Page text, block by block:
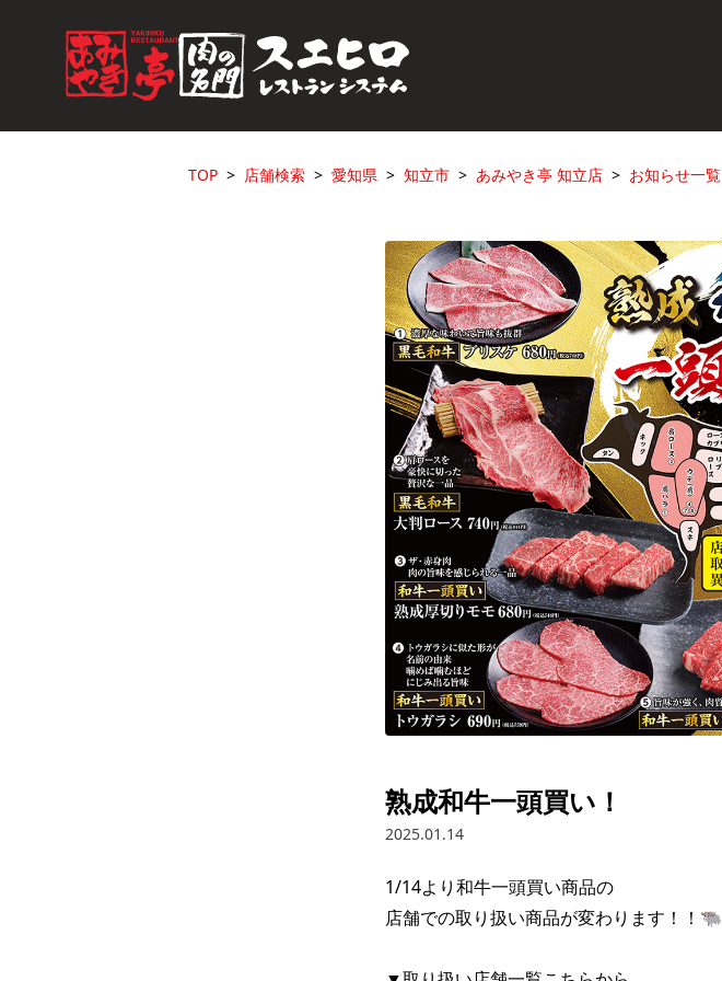
TOP 店舗検索 愛知県 知立市 あみやき亭 知立店 お知らせ一覧
熟成和牛一頭買い！
2025.01.14
1/14より和牛一頭買い商品の
店舗での取り扱い商品が変わります！！🐃